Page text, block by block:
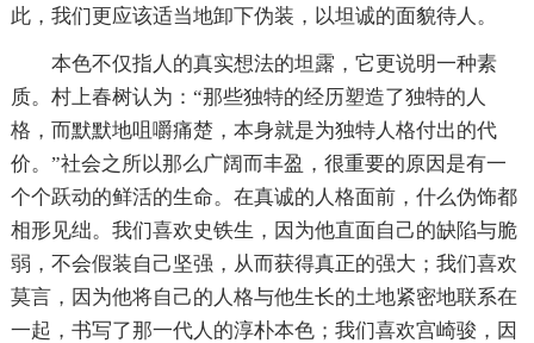
此，我们更应该适当地卸下伪装，以坦诚的面貌待人。
本色不仅指人的真实想法的坦露，它更说明一种素
质。村上春树认为：“那些独特的经历塑造了独特的人
格，而默默地咀嚼痛楚，本身就是为独特人格付出的代
价。”社会之所以那么广阔而丰盈，很重要的原因是有一
个个跃动的鲜活的生命。在真诚的人格面前，什么伪饰都
相形见绌。我们喜欢史铁生，因为他直面自己的缺陷与脆
弱，不会假装自己坚强，从而获得真正的强大；我们喜欢
莫言，因为他将自己的人格与他生长的土地紧密地联系在
一起，书写了那一代人的淳朴本色；我们喜欢宫崎骏，因